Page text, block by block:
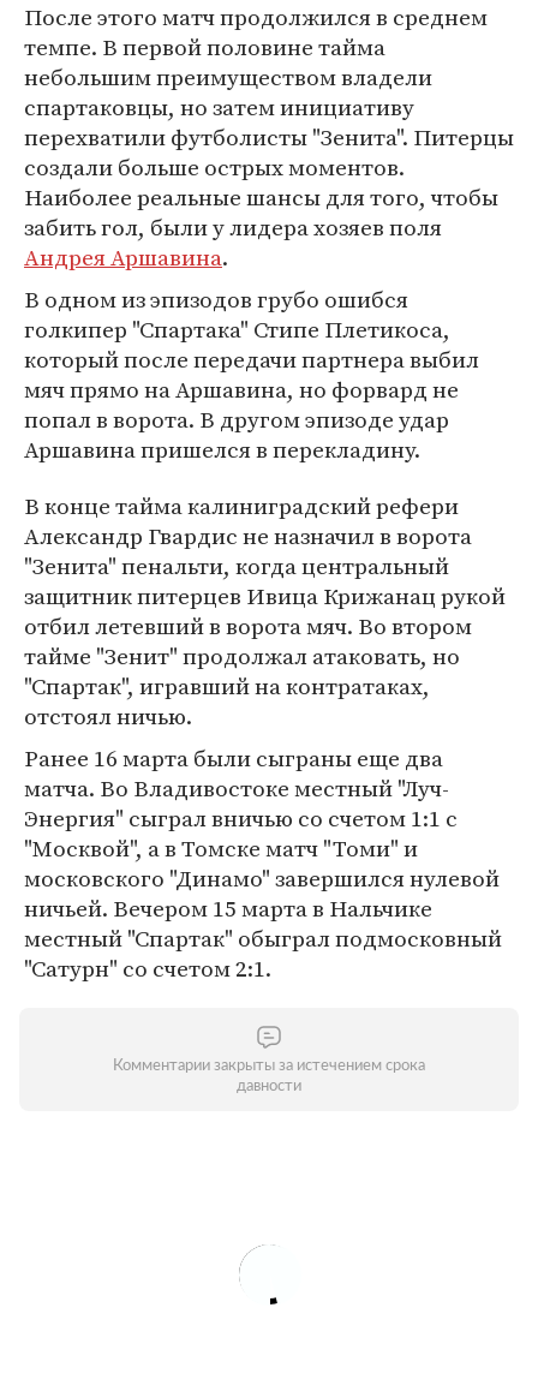
После этого матч продолжился в среднем
темпе. В первой половине тайма
небольшим преимуществом владели
спартаковцы, но затем инициативу
перехватили футболисты "Зенита". Питерцы
создали больше острых моментов.
Наиболее реальные шансы для того, чтобы
забить гол, были у лидера хозяев поля
Андрея Аршавина.
В одном из эпизодов грубо ошибся
голкипер "Спартака" Стипе Плетикоса,
который после передачи партнера выбил
мяч прямо на Аршавина, но форвард не
попал в ворота. В другом эпизоде удар
Аршавина пришелся в перекладину.
В конце тайма калиниградский рефери
Александр Гвардис не назначил в ворота
"Зенита" пенальти, когда центральный
защитник питерцев Ивица Крижанац рукой
отбил летевший в ворота мяч. Во втором
тайме "Зенит" продолжал атаковать, но
"Спартак", игравший на контратаках,
отстоял ничью.
Ранее 16 марта были сыграны еще два
матча. Во Владивостоке местный "Луч-
Энергия" сыграл вничью со счетом 1:1 с
"Москвой", а в Томске матч "Томи" и
московского "Динамо" завершился нулевой
ничьей. Вечером 15 марта в Нальчике
местный "Спартак" обыграл подмосковный
"Сатурн" со счетом 2:1.
Комментарии закрыты за истечением срока
давности